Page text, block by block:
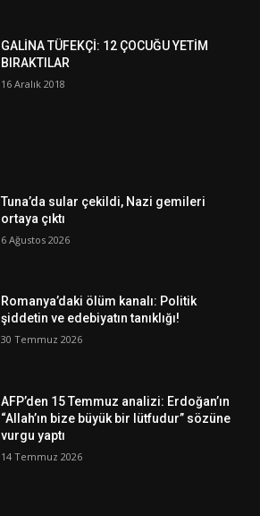
GALİNA TÜFEKÇİ: 12 ÇOCUĞU YETİM
BIRAKTILAR
16 Aralık 2018
Tuna’da sular çekildi, Nazi gemileri
ortaya çıktı
6 Ağustos 2026
Romanya’daki ölüm kanalı: Politik
şiddetin ve edebiyatın tanıklığı!
30 Temmuz 2026
AFP’den 15 Temmuz analizi: Erdoğan’ın
“Allah’ın bize büyük bir lütfudur” sözüne
vurgu yaptı
14 Temmuz 2026